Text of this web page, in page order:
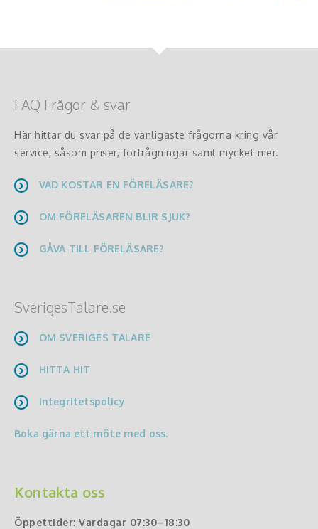
FAQ Frågor & svar
Här hittar du svar på de vanligaste frågorna kring vår
service, såsom priser, förfrågningar samt mycket mer.
VAD KOSTAR EN FÖRELÄSARE?
OM FÖRELÄSAREN BLIR SJUK?
GÅVA TILL FÖRELÄSARE?
SverigesTalare.se
OM SVERIGES TALARE
HITTA HIT
Integritetspolicy
Boka gärna ett möte med oss.
Kontakta oss
Öppettider: Vardagar 07:30–18:30